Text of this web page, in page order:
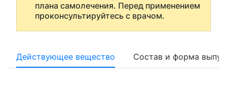
плана самолечения. Перед применением
проконсультируйтесь с врачом.
Действующее вещество Состав и форма